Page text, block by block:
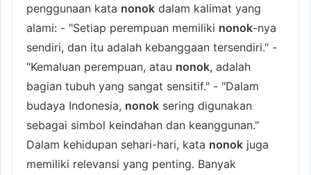
penggunaan kata nonok dalam kalimat yang
alami: - "Setiap perempuan memiliki nonok-nya
sendiri, dan itu adalah kebanggaan tersendiri." -
"Kemaluan perempuan, atau nonok, adalah
bagian tubuh yang sangat sensitif." - "Dalam
budaya Indonesia, nonok sering digunakan
sebagai simbol keindahan dan keanggunan."
Dalam kehidupan sehari-hari, kata nonok juga
memiliki relevansi yang penting. Banyak